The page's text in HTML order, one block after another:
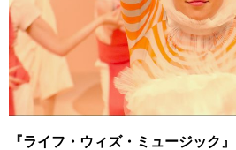
『ライフ・ウィズ・ミュージック』